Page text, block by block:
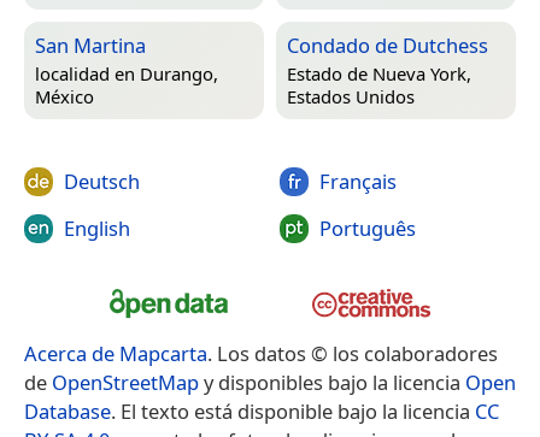
San Martina
localidad en Durango,
México
Condado de Dutchess
Estado de Nueva York,
Estados Unidos
Deutsch
English
Français
Português
Acerca de Mapcarta. Los datos © los colaboradores
de OpenStreetMapy disponibles bajo la licencia Open
Database. El texto está disponible bajo la licencia CC